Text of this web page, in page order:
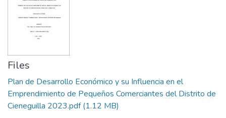
Files
Plan de Desarrollo Económico y su Influencia en el
Emprendimiento de Pequeños Comerciantes del Distrito de
Cieneguilla 2023.pdf(1.12 MB)